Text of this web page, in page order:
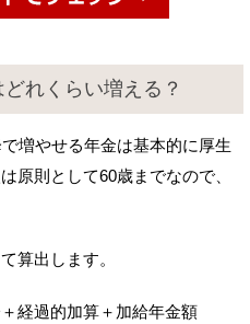
れくらい増える？
増やせる年金は基本的に厚生
原則として60歳までなので、
算出します。
経過的加算＋加給年金額